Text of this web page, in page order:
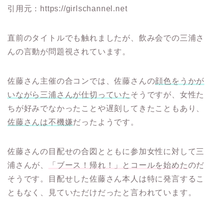
引用元：https://girlschannel.net
直前のタイトルでも触れましたが、飲み会での三浦さ
んの言動が問題視されています。
佐藤さん主催の合コンでは、佐藤さんの顔色をうかが
いながら三浦さんが仕切っていた そうですが、女性た
ちが好みでなかったことや遅刻してきたこともあり、
佐藤さんは不機嫌だったようです。
佐藤さんの目配せの合図とともに参加女性に対して三
浦さんが、
「ブース！帰れ！」とコールを始めたのだ
そうです。目配せした佐藤さん本人は特に発言するこ
ともなく、見ていただけだったと言われています。